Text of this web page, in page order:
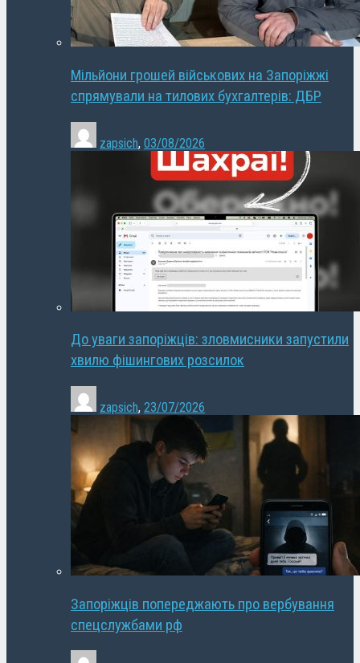
Мільйони грошей військових на Запоріжжі
спрямували на тилових бухгалтерів: ДБР
zapsich, 03/08/2026
До уваги запоріжців: зловмисники запустили
хвилю фішингових розсилок
zapsich, 23/07/2026
Запоріжців попереджають про вербування
спецслужбами рф